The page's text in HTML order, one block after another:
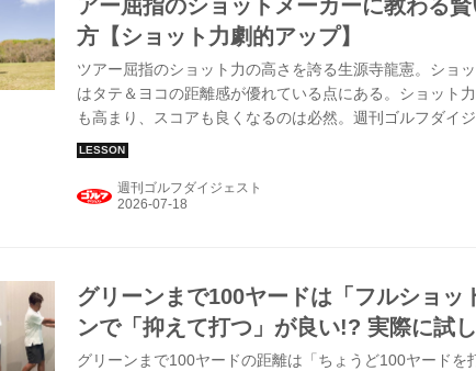
アー屈指のショットメーカーに教わる
方【ショット力劇的アップ】
ツアー屈指のショット力の高さを誇る生源寺龍憲。ショ
はタテ＆ヨコの距離感が優れている点にある。ショット
も高まり、スコアも良くなるのは必然。週刊ゴルフダイ
ュアこそ目指したいショット力アップのための秘術を教
週刊ゴルフダイジェスト
グリーンまで100ヤードは「フルショッ
ンで「抑えて打つ」が良い!? 実際に試
グリーンまで100ヤードの距離は「ちょうど100ヤードを